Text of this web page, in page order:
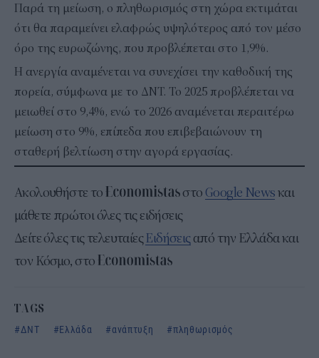
Παρά τη μείωση, ο πληθωρισμός στη χώρα εκτιμάται
ότι θα παραμείνει ελαφρώς υψηλότερος από τον μέσο
όρο της ευρωζώνης, που προβλέπεται στο 1,9%.
Η ανεργία αναμένεται να συνεχίσει την καθοδική της
πορεία, σύμφωνα με το ΔΝΤ. Το 2025 προβλέπεται να
μειωθεί στο 9,4%, ενώ το 2026 αναμένεται περαιτέρω
μείωση στο 9%, επίπεδα που επιβεβαιώνουν τη
σταθερή βελτίωση στην αγορά εργασίας.
Ακολουθήστε το στο Google Newsκαι
μάθετε πρώτοι όλες τις ειδήσεις
Δείτε όλες τις τελευταίεςΕιδήσειςαπό την Ελλάδα και
τον Κόσμο, στο
TAGS
ΔΝΤ
Ελλάδα ανάπτυξη πληθωρισμός